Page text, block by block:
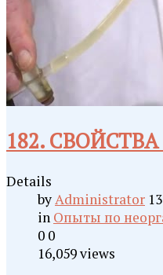
182.
Details
byAdministrator
in Опыты по
0 0
16,059 views